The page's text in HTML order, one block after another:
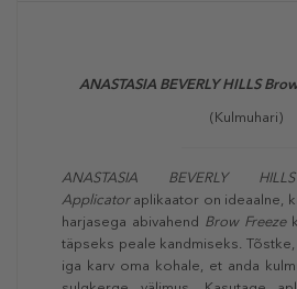
ANASTASIA BEVERLY HILLS
(Kulmuhari)
ANASTASIA BEVERLY
Applicator aplikaator on ideaalne,
harjasega abivahend Brow Freeze
täpseks peale kandmiseks.
iga karv oma kohale, et anda